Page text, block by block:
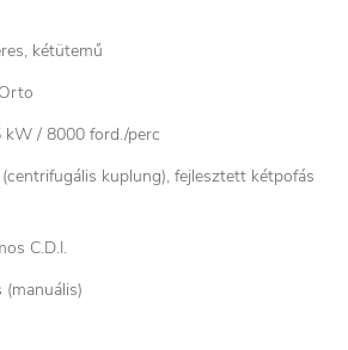
kétütemű
kW / 8000 ford./perc
kuplung), fejlesztett kétpofás
C.D.I.
(manuális)